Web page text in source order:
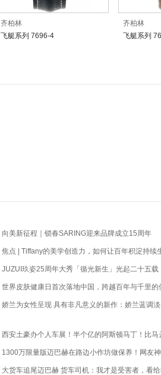
齐柏林
飞艇系列 7696-4
齐柏林
飞艇系列
向美新征程｜锁春SARING迎来品牌成立15周年
焦点 | Tiffany的美学创造力，如何让百年积淀持续
长？
JUZUI玖姿25周年大秀「循光新生」光起二十五载
启新生优雅
世界皮肤健康日首次落地中国，跨越百年与千里的
必达
娇兰为女性呈现 具有非凡意义的新作：娇兰蓝调
西安土豪办个人车展！半个亿的阿斯顿马丁！比马
贵的迈巴赫！满眼的宾利！
1300万限量版迈巴赫在路边小作坊做保养！网友
复：土豪也去不起4S店！
大货车追尾迈巴赫 货车司机：我才是受害者，看